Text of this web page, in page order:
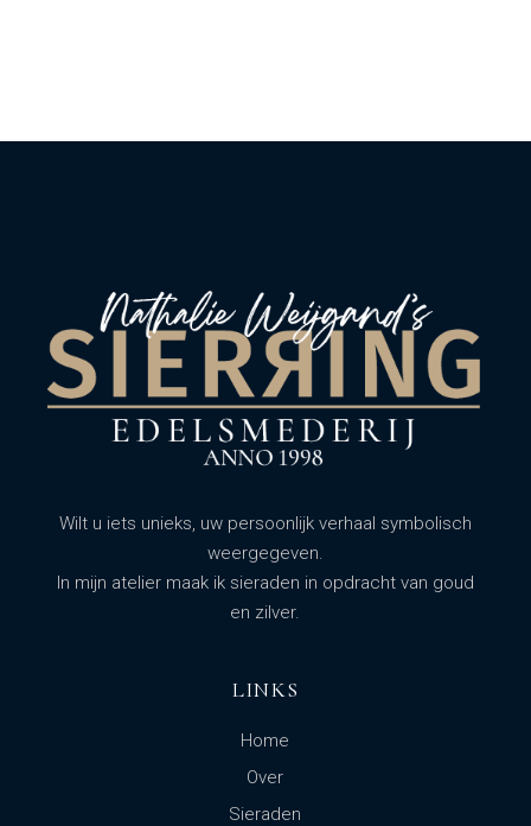
Wilt u iets unieks, uw persoonlijk verhaal symbolisch
weergegeven.
In mijn atelier maak ik sieraden in opdracht van goud
en zilver.
LINKS
Home
Over
Sieraden